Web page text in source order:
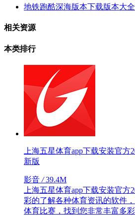
地铁跑酷深海版本下载版本大全
相关资源
本类排行
上海五星体育app下载安装官方
新版
影音 /39.4M
上海五星体育app下载安装官
彩的了解各种体育资讯的软件
体育比赛，找到您非常丰富多